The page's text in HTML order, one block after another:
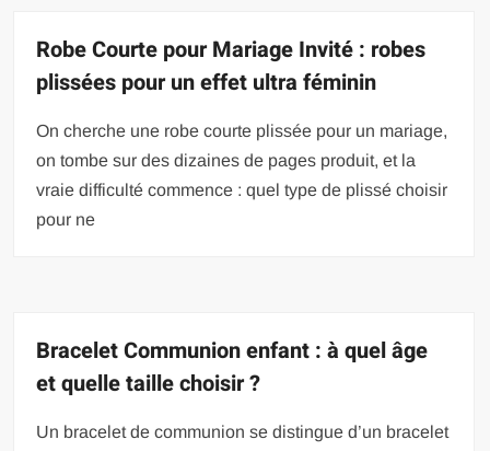
Robe Courte pour Mariage Invité : robes
plissées pour un effet ultra féminin
On cherche une robe courte plissée pour un mariage,
on tombe sur des dizaines de pages produit, et la
vraie difficulté commence : quel type de plissé choisir
pour ne
Bracelet Communion enfant : à quel âge
et quelle taille choisir ?
Un bracelet de communion se distingue d’un bracelet